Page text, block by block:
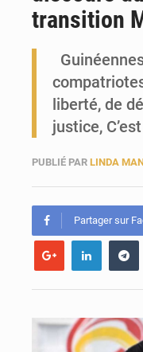
transition
liberté, de
justice,
PUBLIÉ PAR LINDA
Partager sur